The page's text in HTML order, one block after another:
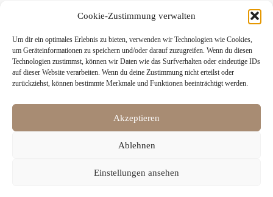
Cookie-Zustimmung verwalten
Um dir ein optimales Erlebnis zu bieten, verwenden wir Technologien wie Cookies,
um Geräteinformationen zu speichern und/oder darauf zuzugreifen. Wenn du diesen
Technologien zustimmst, können wir Daten wie das Surfverhalten oder eindeutige IDs
auf dieser Website verarbeiten. Wenn du deine Zustimmung nicht erteilst oder
zurückziehst, können bestimmte Merkmale und Funktionen beeinträchtigt werden.
Akzeptieren
Ablehnen
Einstellungen ansehen
Tel: +49 171 3 555 7 44
Copyrights ©Patrick Rettler | All rights Reserved
Back to Top